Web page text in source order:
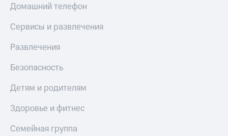
Домашний телефон
Сервисы и развлечения
Развлечения
Безопасность
Детям и родителям
Здоровье и фитнес
Семейная группа